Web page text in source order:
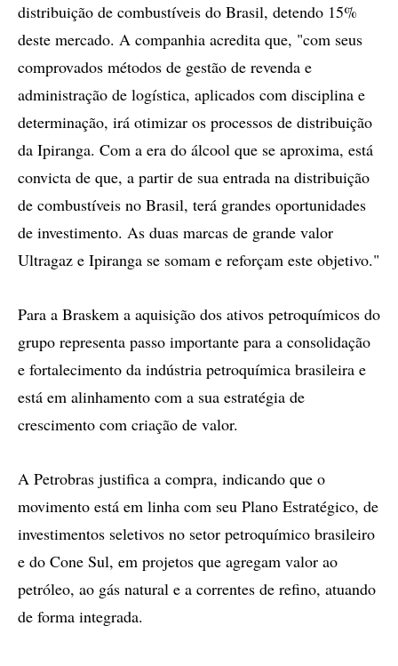
distribuição de combustíveis do Brasil, detendo 15%
deste mercado. A companhia acredita que, "com seus
comprovados métodos de gestão de revenda e
administração de logística, aplicados com disciplina e
determinação, irá otimizar os processos de distribuição
da Ipiranga. Com a era do álcool que se aproxima, está
convicta de que, a partir de sua entrada na distribuição
de combustíveis no Brasil, terá grandes oportunidades
de investimento. As duas marcas de grande valor
Ultragaz e Ipiranga se somam e reforçam este objetivo."
Para a Braskem a aquisição dos ativos petroquímicos do
grupo representa passo importante para a consolidação
e fortalecimento da indústria petroquímica brasileira e
está em alinhamento com a sua estratégia de
crescimento com criação de valor.
A Petrobras justifica a compra, indicando que o
movimento está em linha com seu Plano Estratégico, de
investimentos seletivos no setor petroquímico brasileiro
e do Cone Sul, em projetos que agregam valor ao
petróleo, ao gás natural e a correntes de refino, atuando
de forma integrada.